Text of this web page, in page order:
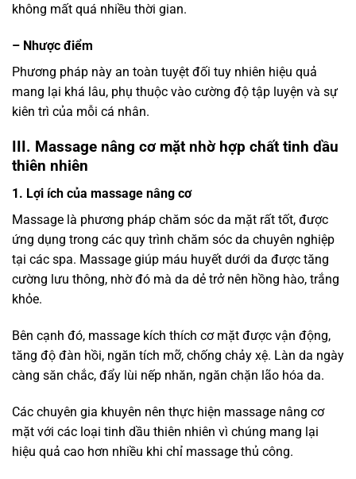
không mất quá nhiều thời gian.
– Nhược điểm
Phương pháp này an toàn tuyệt đối tuy nhiên hiệu quả
mang lại khá lâu, phụ thuộc vào cường độ tập luyện và sự
kiên trì của mỗi cá nhân.
III. Massage nâng cơ mặt nhờ hợp chất tinh dầu
thiên nhiên
1. Lợi ích của massage nâng cơ
Massage là phương pháp chăm sóc da mặt rất tốt, được
ứng dụng trong các quy trình chăm sóc da chuyên nghiệp
tại các spa. Massage giúp máu huyết dưới da được tăng
cường lưu thông, nhờ đó mà da dẻ trở nên hồng hào, trắng
khỏe.
Bên cạnh đó, massage kích thích cơ mặt được vận động,
tăng độ đàn hồi, ngăn tích mỡ, chống chảy xệ. Làn da ngày
càng săn chắc, đẩy lùi nếp nhăn, ngăn chặn lão hóa da.
Các chuyên gia khuyên nên thực hiện massage nâng cơ
mặt với các loại tinh dầu thiên nhiên vì chúng mang lại
hiệu quả cao hơn nhiều khi chỉ massage thủ công.